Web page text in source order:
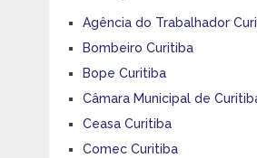
Agência do Trabalhador
Bombeiro Curitiba
Bope Curitiba
Câmara Municipal de
Ceasa Curitiba
Comec Curitiba